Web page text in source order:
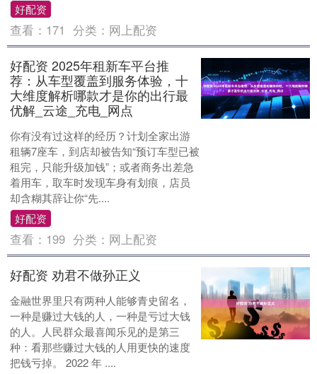
好配资
查看： 171 分类： 网上配资
好配资 2025年租新车平台推
荐：从车型覆盖到服务体验，十
大维度解析哪款才是你的出行最
优解_云途_充电_网点
你有没有过这样的经历？计划全家出游
租辆7座车，到店却被告知“预订车型已被
租完，只能升级加钱”；或者商务出差急
着用车，取车时发现车身有划痕，店员
却含糊其辞让你“先....
好配资
查看： 199 分类： 网上配资
好配资 劝君不做孙正义
金融世界里只有两种人能够青史留名，
一种是赚过大钱的人，一种是亏过大钱
的人。人民群众最喜闻乐见的是第三
种：看那些赚过大钱的人用更快的速度
把钱亏掉。 2022 年 ....